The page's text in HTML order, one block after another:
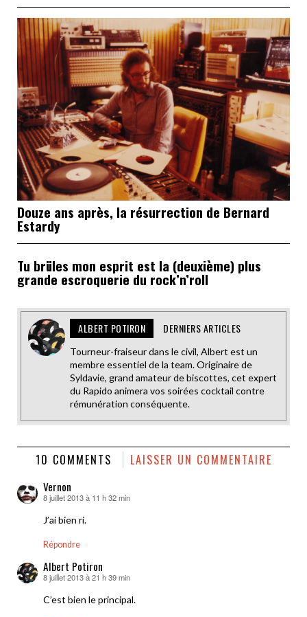
Douze ans après, la résurrection de Bernard
Estardy
Tu brüles mon esprit est la (deuxième) plus
grande escroquerie du rock’n’roll
ALBERT POTIRON DERNIERS ARTICLES
Tourneur-fraiseur dans le civil, Albert est un
membre essentiel de la team. Originaire de
Syldavie, grand amateur de biscottes, cet expert
du Rapido animera vos soirées cocktail contre
rémunération conséquente.
10 COMMENTS LAISSER UN COMMENTAIRE
Vernon
dit :
8 juillet 2013 à 11 h 32 min
J’ai bien ri.
Répondre
Albert Potiron
dit :
8 juillet 2013 à 21 h 39 min
C’est bien le principal.